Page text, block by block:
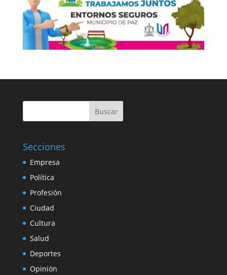
Buscar
Secciones
Empresa
Política
Profesión
Ciudad
Cultura
Salud
Deportes
Opinión